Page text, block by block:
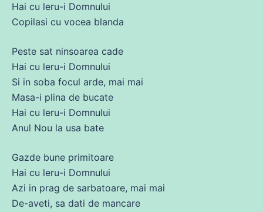
Hai cu leru-i Domnului
Copilasi cu vocea blanda
Peste sat ninsoarea cade
Hai cu leru-i Domnului
Si in soba focul arde, mai mai
Masa-i plina de bucate
Hai cu leru-i Domnului
Anul Nou la usa bate
Gazde bune primitoare
Hai cu leru-i Domnului
Azi in prag de sarbatoare, mai mai
De-aveti, sa dati de mancare